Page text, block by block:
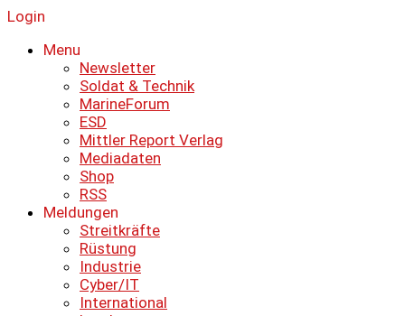
Login
Menu
Newsletter
Soldat & Technik
MarineForum
ESD
Mittler Report Verlag
Mediadaten
Shop
RSS
Meldungen
Streitkräfte
Rüstung
Industrie
Cyber/IT
International